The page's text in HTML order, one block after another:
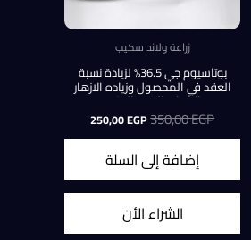
زراعة ولاند سكيب
بوتاسيوم جي 36.5% لزيادة نسبة
العقد في المحصول وزياده الازهار
والاثمار والعقد البكري.
350,00EGP السعر
الأصلي
هو:
350,00 EGP.
250,00EGP السعر
الحالي
هو:
إضافة إلى السلة
الشراء الأن